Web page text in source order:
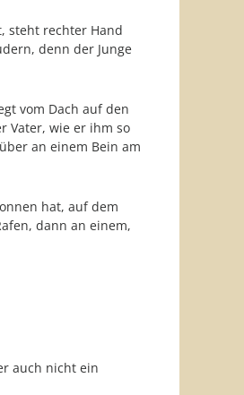
steht rechter Hand
denn der Junge
vom Dach auf den
Vater, wie er ihm so
an einem Bein am
hat, auf dem
dann an einem,
auch nicht ein